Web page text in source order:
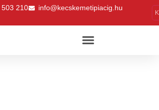
210 info@kecskemetipiacig.hu